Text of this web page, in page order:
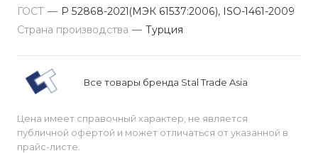
ГОСТ — Р 52868-2021(МЭК 61537:2006), ISO-1461-2009
Страна производства — Турция
Все товары бренда Stal Trade Asia
Цена имеет справочный характер, не является
публичной офертой и может отличаться от указанной в
прайс-листе.